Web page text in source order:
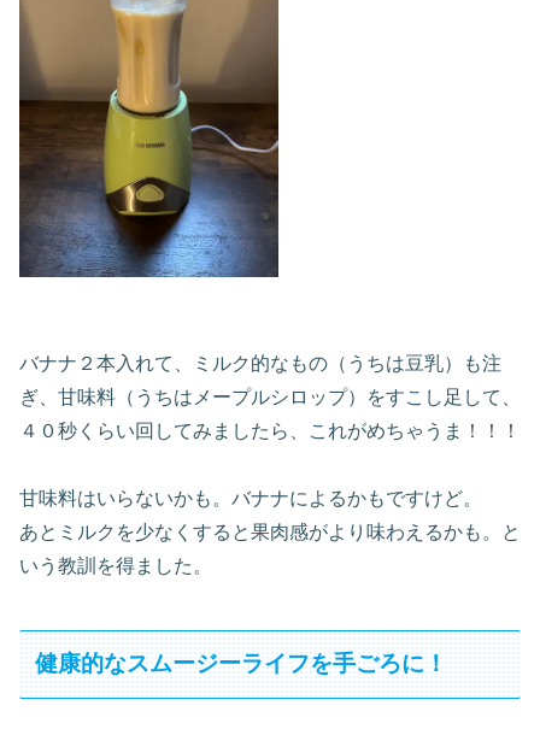
バナナ２本入れて、ミルク的なもの（うちは豆乳）も注
ぎ、甘味料（うちはメープルシロップ）をすこし足して、
４０秒くらい回してみましたら、これがめちゃうま！！！
甘味料はいらないかも。バナナによるかもですけど。
あとミルクを少なくすると果肉感がより味わえるかも。と
いう教訓を得ました。
健康的なスムージーライフを手ごろに！